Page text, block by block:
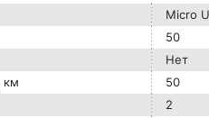
Micro
50
Нет
км
50
2